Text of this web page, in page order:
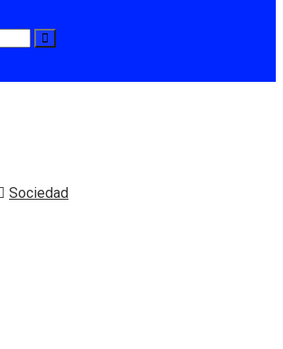
Sociedad